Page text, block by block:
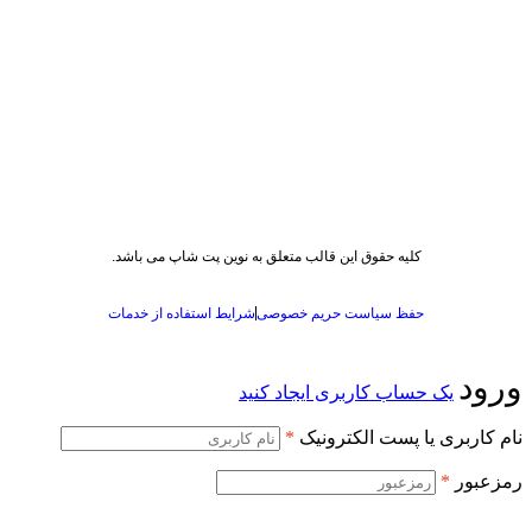
کلیه حقوق این قالب متعلق به نوین پت شاپ می باشد.
حفظ سیاست حریم خصوصیشرایط استفاده از خدمات
یک حساب کاربری ایجاد کنید
کاربری یا پست الکترونیک*
*